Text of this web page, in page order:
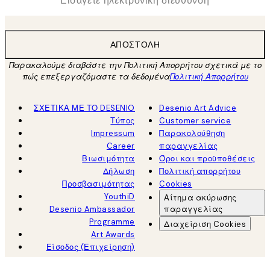
ΑΠΟΣΤΟΛΉ
Παρακαλούμε διαβάστε την Πολιτική Απορρήτου σχετικά με το
πώς επεξεργαζόμαστε τα δεδομέναΠολιτική Απορρήτου
ΣΧΕΤΙΚΑ ΜΕ ΤΟ DESENIO
Τύπος
Impressum
Career
Βιωσιμότητα
Δήλωση
Προσβασιμότητας
YouthiD
Desenio Ambassador
Programme
Art Awards
Είσοδος (Επιχείρηση)
Desenio Art Advice
Customer service
Παρακολούθηση
παραγγελίας
Όροι και προϋποθέσεις
Πολιτική απορρήτου
Cookies
Αίτημα ακύρωσης
παραγγελίας
Διαχείριση Cookies